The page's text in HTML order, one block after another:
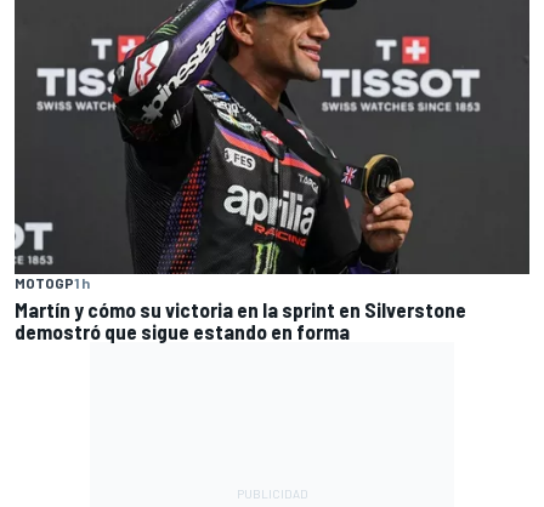
MOTOGP1 h
Martín y cómo su victoria en la sprint en Silverstone
demostró que sigue estando en forma